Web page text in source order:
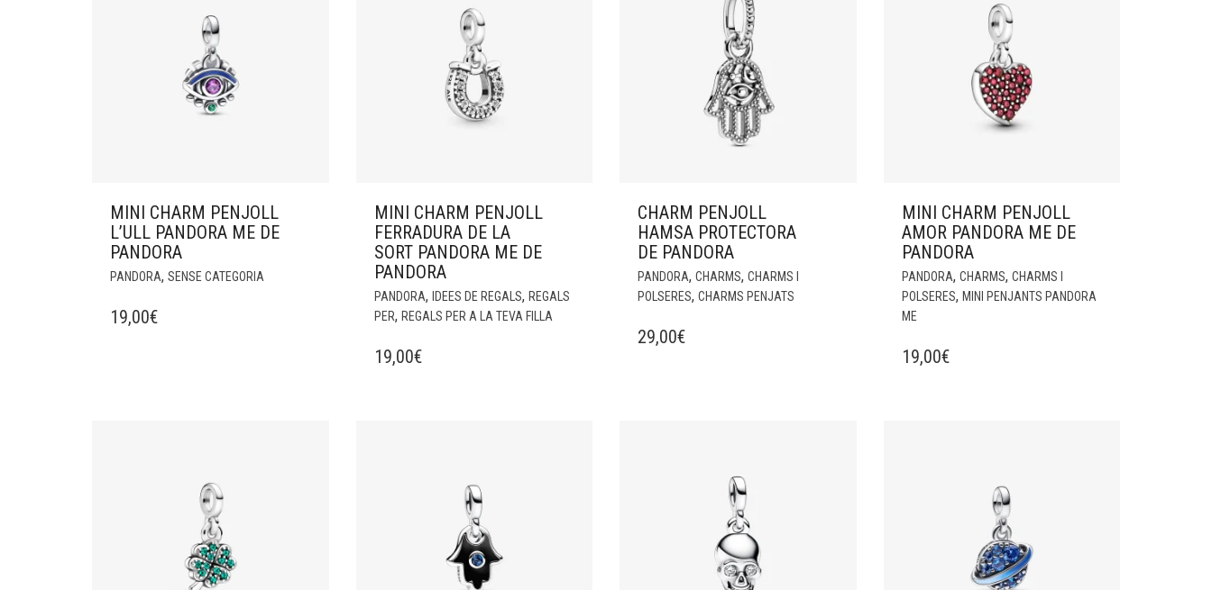
MINI CHARM PENJOLL
L’ULL PANDORA ME DE
PANDORA
PANDORA, SENSE CATEGORIA
19,00€
MINI CHARM PENJOLL
FERRADURA DE LA
SORT PANDORA ME DE
PANDORA
PANDORA, IDEES DE REGALS, REGALS
PER, REGALS PER A LA TEVA FILLA
19,00€
CHARM PENJOLL
HAMSA PROTECTORA
DE PANDORA
PANDORA, CHARMS, CHARMS I
POLSERES, CHARMS PENJATS
29,00€
MINI CHARM PENJOLL
AMOR PANDORA ME DE
PANDORA
PANDORA, CHARMS, CHARMS I
POLSERES, MINI PENJANTS PANDORA
ME
19,00€